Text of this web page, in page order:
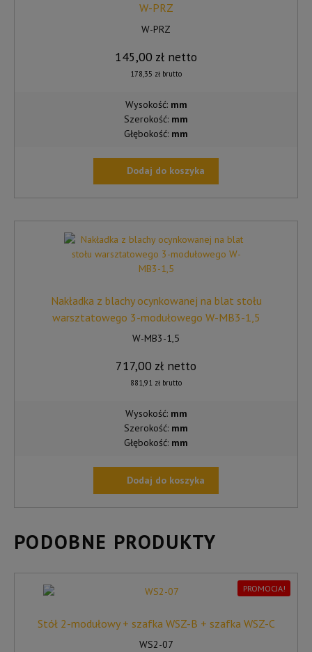
W-PRZ
W-PRZ
145,00 zł netto
178,35 zł brutto
Wysokość: mm
Szerokość: mm
Głębokość: mm
Dodaj do koszyka
Nakładka z blachy ocynkowanej na blat stołu
warsztatowego 3-modułowego W-MB3-1,5
W-MB3-1,5
717,00 zł netto
881,91 zł brutto
Wysokość: mm
Szerokość: mm
Głębokość: mm
Dodaj do koszyka
PODOBNE PRODUKTY
Stół 2-modułowy + szafka WSZ-B + szafka WSZ-C
WS2-07
PROMOCJA!